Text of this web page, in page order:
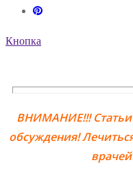
Кнопка
ВНИМАНИЕ!!!
обсуждения!